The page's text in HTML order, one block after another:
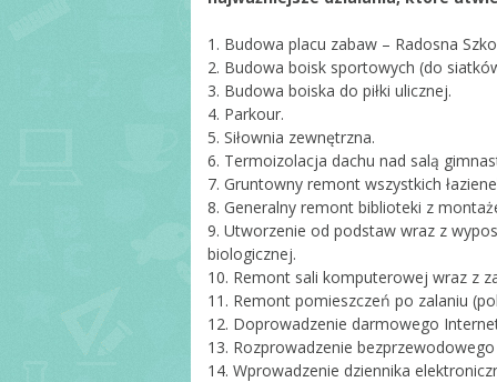
Sekretariat
RODO
Pedagog i
Biblioteka
Świetlica szkolna
Pielęgniarka
Kadra
1. Budowa placu zabaw – Radosna
2. Budowa boisk sportowych (do
3. Budowa boiska do piłki ulicznej.
4. Parkour.
5. Siłownia zewnętrzna.
6. Termoizolacja dachu nad salą
7. Gruntowny remont wszystkich
8. Generalny remont biblioteki z
9. Utworzenie od podstaw wraz z
biologicznej.
10. Remont sali komputerowej wraz z
11. Remont pomieszczeń po zalaniu
12. Doprowadzenie darmowego
13. Rozprowadzenie
14. Wprowadzenie dziennika